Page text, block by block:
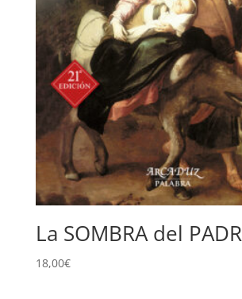
La SOMBRA del
18,00€